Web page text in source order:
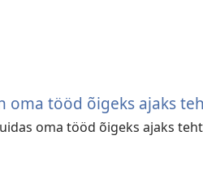
oma tööd õigeks ajaks
oma tööd õigeks ajaks